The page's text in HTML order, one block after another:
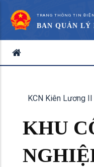
TRANG THÔNG TIN
BAN QUẢN
KCN Kiên Lương II
KHU